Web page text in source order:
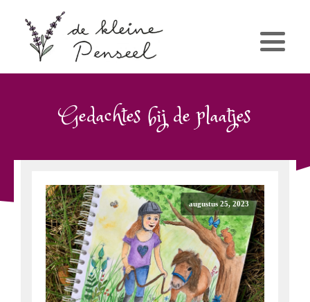
Gedachtes bij de plaatjes
augustus 25, 2023